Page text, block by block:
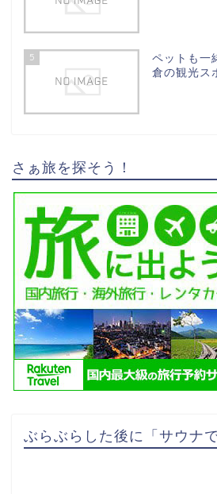
5
ペットも一
倉の観光ス
さぁ旅を探そう！
ぶらぶらした後に「サウナ